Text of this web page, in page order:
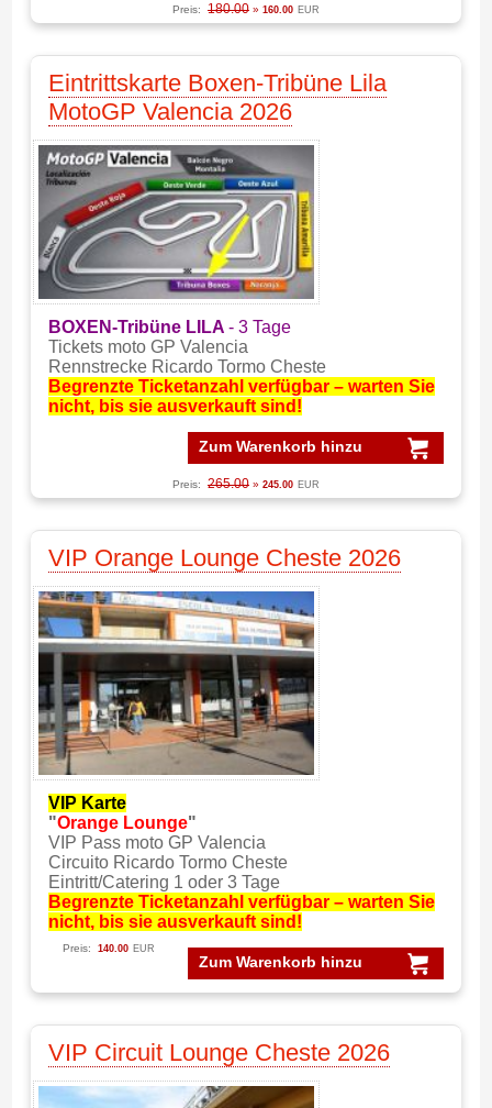
Preis: 180.00 » 160.00 EUR
Eintrittskarte Boxen-Tribüne Lila
MotoGP Valencia 2026
BOXEN-Tribüne LILA - 3 Tage
Tickets moto GP Valencia
Rennstrecke Ricardo Tormo Cheste
Begrenzte Ticketanzahl verfügbar – warten Sie
nicht, bis sie ausverkauft sind!
Zum Warenkorb hinzu
Preis: 265.00 » 245.00 EUR
VIP Orange Lounge Cheste 2026
VIP Karte
"Orange Lounge"
VIP Pass moto GP Valencia
Circuito Ricardo Tormo Cheste
Eintritt/Catering 1 oder 3 Tage
Begrenzte Ticketanzahl verfügbar – warten Sie
nicht, bis sie ausverkauft sind!
Zum Warenkorb hinzu
Preis: 140.00 EUR
VIP Circuit Lounge Cheste 2026